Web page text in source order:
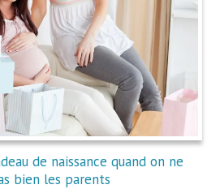
de naissance quand on ne
bien les parents